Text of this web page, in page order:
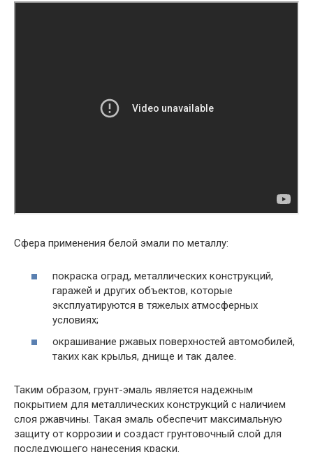
Сфера применения белой эмали по металлу:
покраска оград, металлических конструкций,
гаражей и других объектов, которые
эксплуатируются в тяжелых атмосферных
условиях;
окрашивание ржавых поверхностей автомобилей,
таких как крылья, днище и так далее.
Таким образом, грунт-эмаль является надежным
покрытием для металлических конструкций с наличием
слоя ржавчины. Такая эмаль обеспечит максимальную
защиту от коррозии и создаст грунтовочный слой для
последующего нанесения краски.